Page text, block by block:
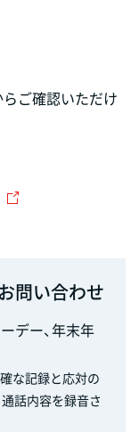
ご確認いただけ
問い合わせ
デー、年末年
な記録と応対の
話内容を録音さ